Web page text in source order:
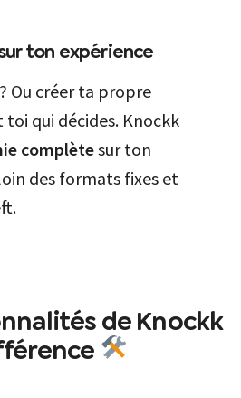
ton expérience
Ou créer ta propre
toi qui décides. Knockk
complètesur ton
des formats fixes et
de Knockk